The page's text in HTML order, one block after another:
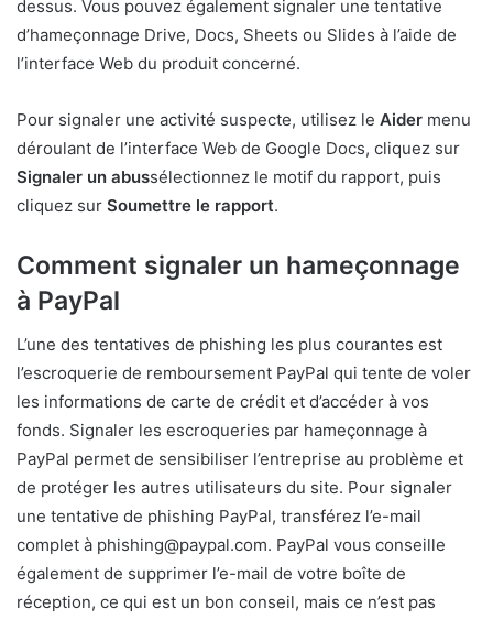
dessus. Vous pouvez également signaler une tentative
d’hameçonnage Drive, Docs, Sheets ou Slides à l’aide de
l’interface Web du produit concerné.
Pour signaler une activité suspecte, utilisez le Aider menu
déroulant de l’interface Web de Google Docs, cliquez sur
Signaler un abussélectionnez le motif du rapport, puis
cliquez sur Soumettre le rapport.
Comment signaler un hameçonnage
à PayPal
L’une des tentatives de phishing les plus courantes est
l’escroquerie de remboursement PayPal qui tente de voler
les informations de carte de crédit et d’accéder à vos
fonds. Signaler les escroqueries par hameçonnage à
PayPal permet de sensibiliser l’entreprise au problème et
de protéger les autres utilisateurs du site. Pour signaler
une tentative de phishing PayPal, transférez l’e-mail
complet à phishing@paypal.com. PayPal vous conseille
également de supprimer l’e-mail de votre boîte de
réception, ce qui est un bon conseil, mais ce n’est pas